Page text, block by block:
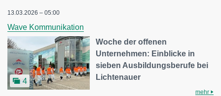
13.03.2026 – 05:00
Wave Kommunikation
4
Woche der offenen
Unternehmen: Einblicke in
sieben Ausbildungsberufe bei
Lichtenauer
mehr